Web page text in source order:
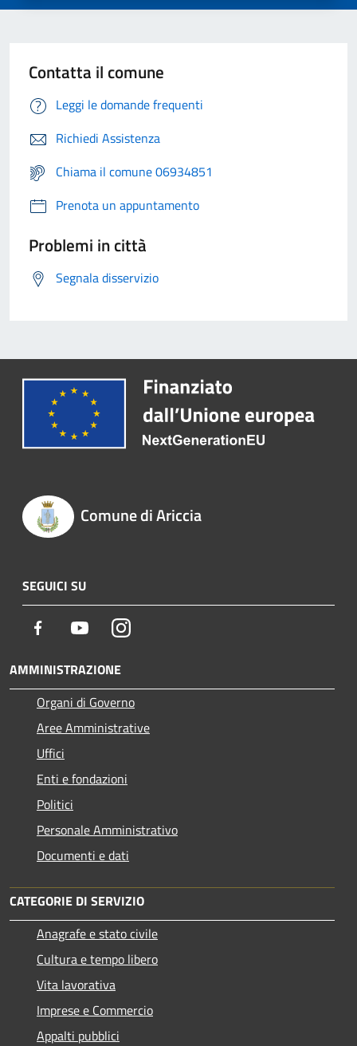
Contatta il comune
Leggi le domande frequenti
Richiedi Assistenza
Chiama il comune 06934851
Prenota un appuntamento
Problemi in città
Segnala disservizio
Comune di Ariccia
SEGUICI SU
Facebook YoutubeInstagram
AMMINISTRAZIONE
Organi di Governo
Aree Amministrative
Uffici
Enti e fondazioni
Politici
Personale Amministrativo
Documenti e dati
CATEGORIE DI SERVIZIO
Anagrafe e stato civile
Cultura e tempo libero
Vita lavorativa
Imprese e Commercio
Appalti pubblici